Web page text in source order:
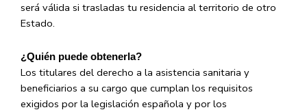
será válida si trasladas tu residencia al territorio de otro
Estado.
¿Quién puede obtenerla?
Los titulares del derecho a la asistencia sanitaria y
beneficiarios a su cargo que cumplan los requisitos
exigidos por la legislación española y por los